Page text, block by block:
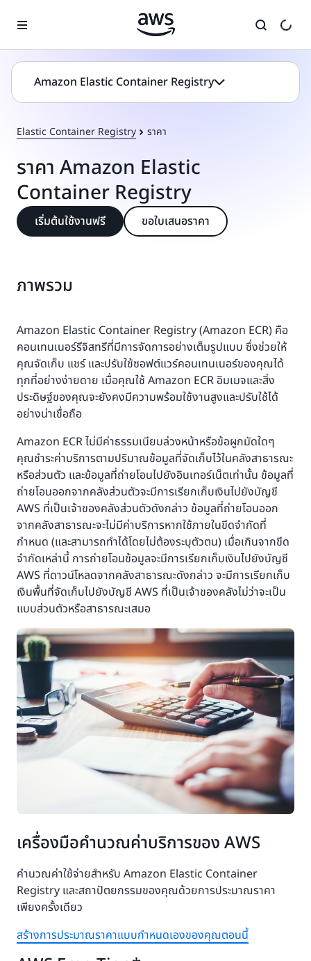
Amazon Elastic Container Registry
Elastic Container Registry ราคา
ราคา Amazon Elastic
Container Registry
เริ่มต้นใช้งานฟรี ขอใบเสนอราคา
ภาพรวม
Amazon Elastic Container Registry (Amazon ECR) คือ
คอนเทนเนอร์รีจิสทรีที่มีการจัดการอย่างเต็มรูปแบบ ซึ่งช่วยให้
คุณจัดเก็บ แชร์ และปรับใช้ซอฟต์แวร์คอนเทนเนอร์ของคุณได้
ทุกที่อย่างง่ายดาย เมื่อคุณใช้ Amazon ECR อิมเมจและสิ่ง
ประดิษฐ์ของคุณจะยังคงมีความพร้อมใช้งานสูงและปรับใช้ได้
อย่างน่าเชื่อถือ
Amazon ECR ไม่มีค่าธรรมเนียมล่วงหน้าหรือข้อผูกมัดใดๆ
คุณชำระค่าบริการตามปริมาณข้อมูลที่จัดเก็บไว้ในคลังสาธารณะ
หรือส่วนตัว และข้อมูลที่ถ่ายโอนไปยังอินเทอร์เน็ตเท่านั้น ข้อมูลที่
ถ่ายโอนออกจากคลังส่วนตัวจะมีการเรียกเก็บเงินไปยังบัญชี
AWS ที่เป็นเจ้าของคลังส่วนตัวดังกล่าว ข้อมูลที่ถ่ายโอนออก
จากคลังสาธารณะจะไม่มีค่าบริการหากใช้ภายในขีดจำกัดที่
กำหนด (และสามารถทำได้โดยไม่ต้องระบุตัวตน) เมื่อเกินจากขีด
จำกัดเหล่านี้ การถ่ายโอนข้อมูลจะมีการเรียกเก็บเงินไปยังบัญชี
AWS ที่ดาวน์โหลดจากคลังสาธารณะดังกล่าว จะมีการเรียกเก็บ
เงินพื้นที่จัดเก็บไปยังบัญชี AWS ที่เป็นเจ้าของคลังไม่ว่าจะเป็น
แบบส่วนตัวหรือสาธารณะเสมอ
เครื่องมือคำนวณค่าบริการของ AWS
คำนวณค่าใช้จ่ายสำหรับ Amazon Elastic Container
Registry และสถาปัตยกรรมของคุณด้วยการประมาณราคา
เพียงครั้งเดียว
สร้างการประมาณราคาแบบกำหนดเองของคุณตอนนี้